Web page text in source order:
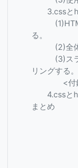
3.cssと
る。
(2)全体の
(3)スライ
リングする。
<付録>
4.cssと
まとめ